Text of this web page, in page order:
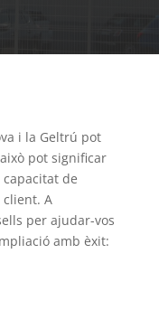
i la Geltrú pot
pot significar
de
A
per ajudar-vos
amb èxit: